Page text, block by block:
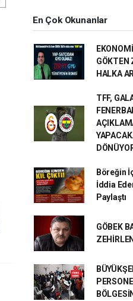
En Çok Okunanlar
GÖKTEN
HALKA
TFF,
Böreğin
İddia
Paylaştı
GÖBEK